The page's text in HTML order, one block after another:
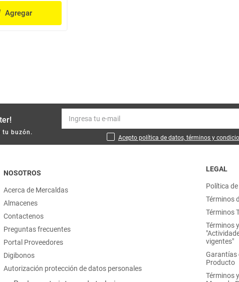
Agregar
tu buzón.
Acepto política de datos, términos y
NOSOTROS
Acerca de Mercaldas
Almacenes
Contactenos
Preguntas frecuentes
Portal Proveedores
Digibonos
Autorización protección de datos personales
LEGAL
Política
Términos
Términos
Términos
vigentes"
Garantías
Producto
Términos